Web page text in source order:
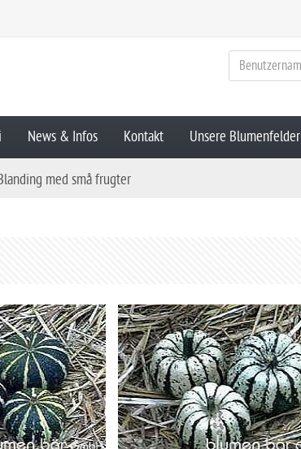
News & Infos Kontakt Unsere Blumenfelder
med små frugter